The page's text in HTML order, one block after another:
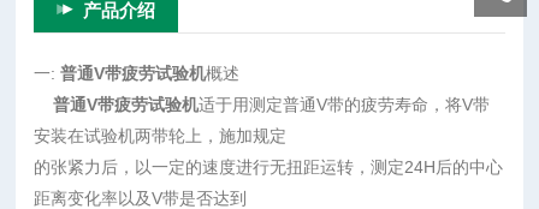
产品介绍
一:普通V带疲劳试验机概述
普通V带疲劳试验机适于用测定普通V带的疲劳寿命，将V带
安装在试验机两带轮上，施加规定
的张紧力后，以一定的速度进行无扭距运转，测定24H后的中心
距离变化率以及V带是否达到